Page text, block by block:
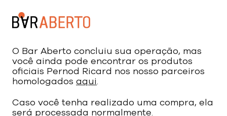
O Bar Aberto concluiu sua operação, mas
você ainda pode encontrar os produtos
oficiais Pernod Ricard nos nosso parceiros
homologados aqui.
Caso você tenha realizado uma compra, ela
será processada normalmente.